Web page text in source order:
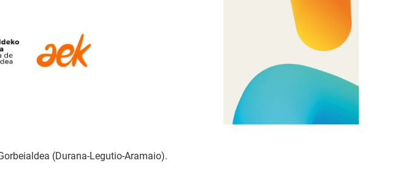
(Durana-Legutio-Aramaio).